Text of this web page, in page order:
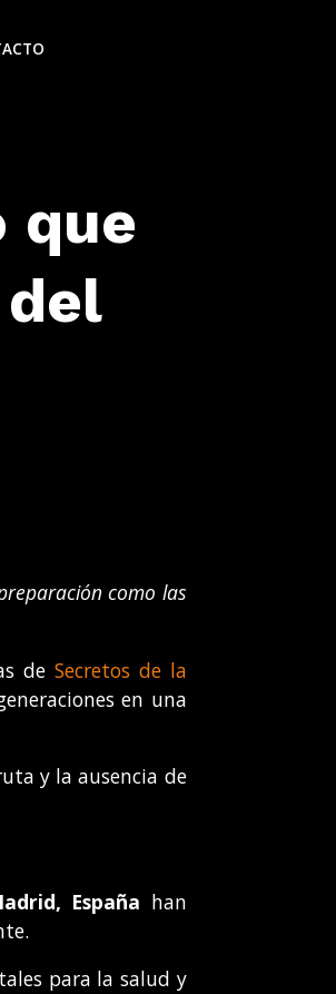
que
como las
de Secretos de la
en una
y la ausencia de
España han
para la salud y